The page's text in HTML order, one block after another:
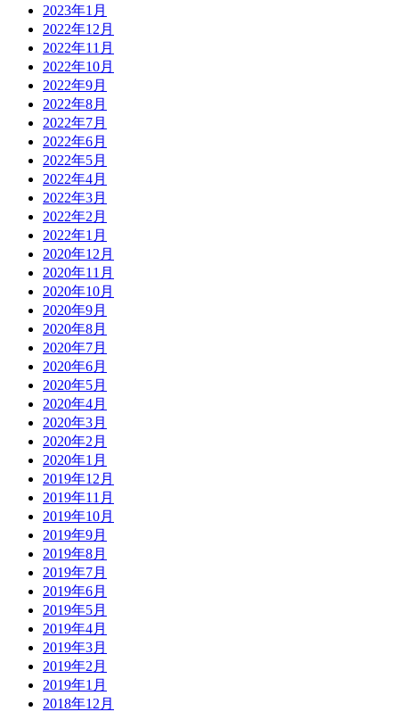
2023年1月
2022年12月
2022年11月
2022年10月
2022年9月
2022年8月
2022年7月
2022年6月
2022年5月
2022年4月
2022年3月
2022年2月
2022年1月
2020年12月
2020年11月
2020年10月
2020年9月
2020年8月
2020年7月
2020年6月
2020年5月
2020年4月
2020年3月
2020年2月
2020年1月
2019年12月
2019年11月
2019年10月
2019年9月
2019年8月
2019年7月
2019年6月
2019年5月
2019年4月
2019年3月
2019年2月
2019年1月
2018年12月